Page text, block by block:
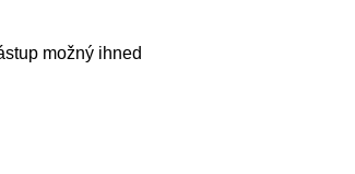
možný ihned